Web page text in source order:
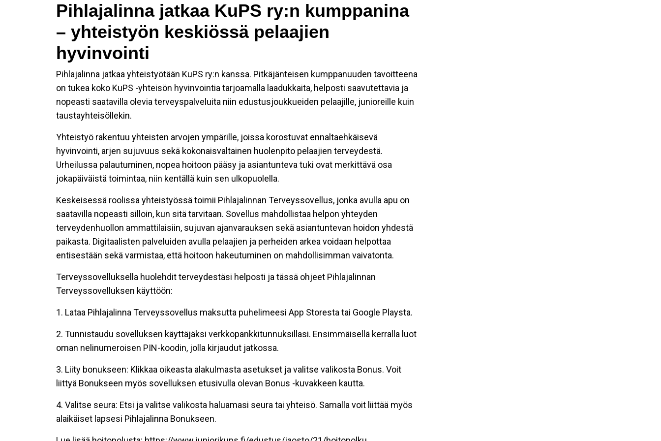
Pihlajalinna jatkaa KuPS ry:n kumppanina
– yhteistyön keskiössä pelaajien
hyvinvointi
Pihlajalinna jatkaa yhteistyötään KuPS ry:n kanssa. Pitkäjänteisen kumppanuuden tavoitteena
on tukea koko KuPS -yhteisön hyvinvointia tarjoamalla laadukkaita, helposti saavutettavia ja
nopeasti saatavilla olevia terveyspalveluita niin edustusjoukkueiden pelaajille, junioreille kuin
taustayhteisöllekin.
Yhteistyö rakentuu yhteisten arvojen ympärille, joissa korostuvat ennaltaehkäisevä
hyvinvointi, arjen sujuvuus sekä kokonaisvaltainen huolenpito pelaajien terveydestä.
Urheilussa palautuminen, nopea hoitoon pääsy ja asiantunteva tuki ovat merkittävä osa
jokapäiväistä toimintaa, niin kentällä kuin sen ulkopuolella.
Keskeisessä roolissa yhteistyössä toimii Pihlajalinnan Terveyssovellus, jonka avulla apu on
saatavilla nopeasti silloin, kun sitä tarvitaan. Sovellus mahdollistaa helpon yhteyden
terveydenhuollon ammattilaisiin, sujuvan ajanvarauksen sekä asiantuntevan hoidon yhdestä
paikasta. Digitaalisten palveluiden avulla pelaajien ja perheiden arkea voidaan helpottaa
entisestään sekä varmistaa, että hoitoon hakeutuminen on mahdollisimman vaivatonta.
Terveyssovelluksella huolehdit terveydestäsi helposti ja tässä ohjeet Pihlajalinnan
Terveyssovelluksen käyttöön:
1. Lataa Pihlajalinna Terveyssovellus maksutta puhelimeesi App Storesta tai Google Playsta.
2. Tunnistaudu sovelluksen käyttäjäksi verkkopankkitunnuksillasi. Ensimmäisellä kerralla luot
oman nelinumeroisen PIN-koodin, jolla kirjaudut jatkossa.
3. Liity bonukseen: Klikkaa oikeasta alakulmasta asetukset ja valitse valikosta Bonus. Voit
liittyä Bonukseen myös sovelluksen etusivulla olevan Bonus -kuvakkeen kautta.
4. Valitse seura: Etsi ja valitse valikosta haluamasi seura tai yhteisö. Samalla voit liittää myös
alaikäiset lapsesi Pihlajalinna Bonukseen.